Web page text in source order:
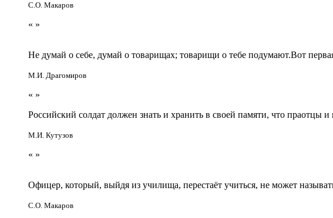
С.О. Макаров
« »
Не думай о себе, думай о товарищах; товарищи о тебе подумают.Вот
М.И. Драгомиров
« »
Российский солдат должен знать и хранить в своей памяти, что
М.И. Кутузов
« »
Офицер, который, выйдя из училища, перестаёт учиться, не может
С.О. Макаров